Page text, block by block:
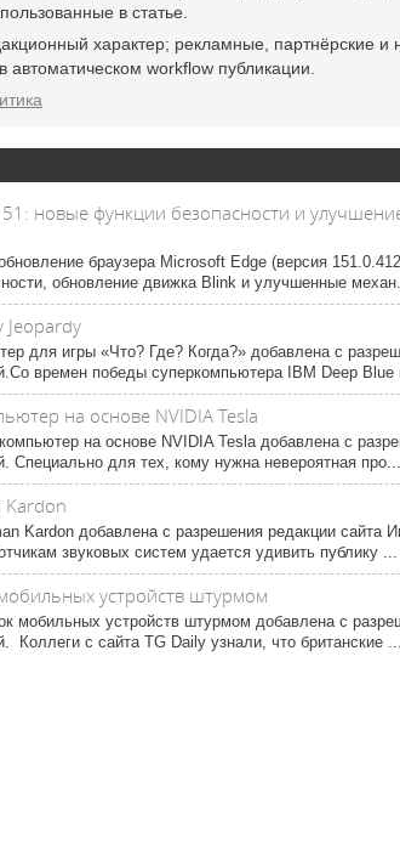
в статье.
характер; рекламные, партнёрские и
автоматическом workflow публикации.
новые функции безопасности и
браузера Microsoft Edge (версия
обновление движка Blink и улучшенные
для игры «Что? Где? Когда?» добавлена с
времен победы суперкомпьютера IBM Deep Blue
на основе NVIDIA Tesla
на основе NVIDIA Tesla добавлена с
Специально для тех, кому нужна невероятная про...
Kardon
Kardon добавлена с разрешения редакции сайта
звуковых систем удается удивить публику ...
устройств штурмом
мобильных устройств штурмом добавлена с
Коллеги с сайта TG Daily узнали, что британские ...